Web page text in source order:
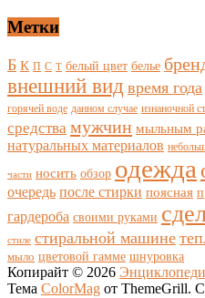
Метки
Б К П С Т белый цвет белье
внешний вид время года
горячей воде данном случае изнаночной
средства мужчин мыльным
натуральных материалов
части носить обзор одежда
очередь после стирки поясная
гардероба своими руками
стиле стиральной машине
мыло цветовой гамме шнуровка
Копирайт © 2026
Тема ColorMag от ThemeGrill.